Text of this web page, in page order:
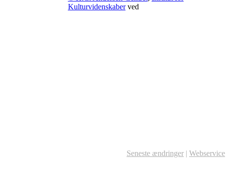
Kulturvidenskaberved
Seneste ændringer | Webservice